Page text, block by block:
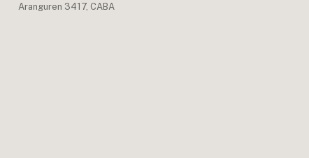
Aranguren 3417, CABA